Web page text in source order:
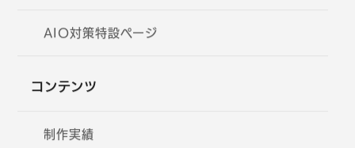
AIO対策特設ページ
コンテンツ
制作実績